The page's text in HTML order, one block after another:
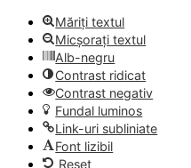
Măriți textul
Micșorați textul
Alb-negru
Contrast ridicat
Contrast negativ
Fundal luminos
Link-uri subliniate
Font lizibil
Reset